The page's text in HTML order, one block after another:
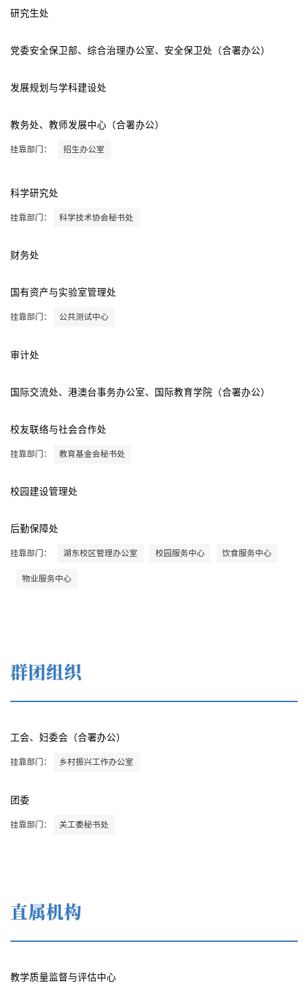
研究生处
党委安全保卫部、综合治理办公室、安全保卫处（合署办公）
发展规划与学科建设处
教务处、教师发展中心（合署办公）
挂靠部门： 招生办公室
科学研究处
挂靠部门： 科学技术协会秘书处
财务处
国有资产与实验室管理处
挂靠部门： 公共测试中心
审计处
国际交流处、港澳台事务办公室、国际教育学院（合署办公）
校友联络与社会合作处
挂靠部门： 教育基金会秘书处
校园建设管理处
后勤保障处
挂靠部门： 湖东校区管理办公室 校园服务中心 饮食服务中心
物业服务中心
群团组织
工会、 妇委会 （合署办公）
挂靠部门： 乡村振兴工作办公室
团委
挂靠部门： 关工委秘书处
直属机构
教学质量监督与评估中心